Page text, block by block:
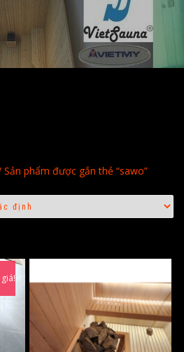
Sản phẩm được gắn thẻ “sawo”